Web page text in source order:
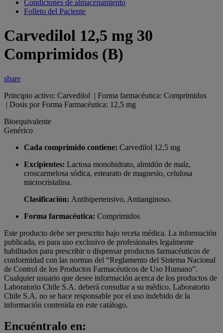
Condiciones de almacenamiento
Folleto del Paciente
Carvedilol 12,5 mg 30
Comprimidos (B)
share
Principio activo: Carvedilol | Forma farmacéutica: Comprimidos
| Dosis por Forma Farmacéutica: 12,5 mg
Bioequivalente
Genérico
Cada comprimido contiene: Carvedilol 12,5 mg
Excipientes: Lactosa monohidrato, almidón de maíz,
croscarmelosa sódica, estearato de magnesio, celulosa
microcristalina.
Clasificación: Antihipertensivo, Antianginoso.
Forma farmacéutica: Comprimidos
Este producto debe ser prescrito bajo receta médica. La información
publicada, es para uso exclusivo de profesionales legalmente
habilitados para prescribir o dispensar productos farmacéuticos de
conformidad con las normas del “Reglamento del Sistema Nacional
de Control de los Productos Farmacéuticos de Uso Humano”.
Cualquier usuario que desee información acerca de los productos de
Laboratorio Chile S.A. deberá consultar a su médico. Laboratorio
Chile S.A. no se hace responsable por el uso indebido de la
información contenida en este catálogo.
Encuéntralo en: